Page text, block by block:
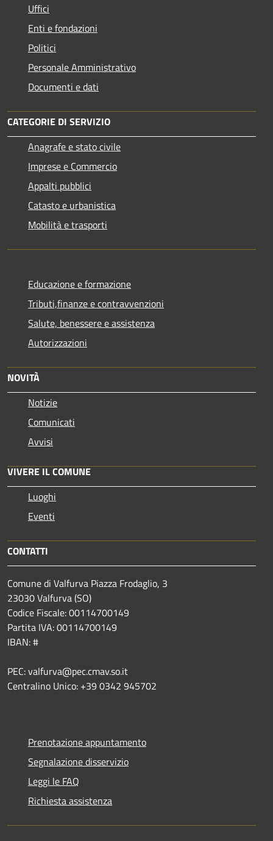
Uffici
Enti e fondazioni
Politici
Personale Amministrativo
Documenti e dati
CATEGORIE DI SERVIZIO
Anagrafe e stato civile
Imprese e Commercio
Appalti pubblici
Catasto e urbanistica
Mobilità e trasporti
Educazione e formazione
Tributi,finanze e contravvenzioni
Salute, benessere e assistenza
Autorizzazioni
NOVITÀ
Notizie
Comunicati
Avvisi
VIVERE IL COMUNE
Luoghi
Eventi
CONTATTI
Comune di Valfurva Piazza Frodaglio, 3
23030 Valfurva (SO)
Codice Fiscale: 00114700149
Partita IVA: 00114700149
IBAN: #
PEC: valfurva@pec.cmav.so.it
Centralino Unico: +39 0342 945702
Prenotazione appuntamento
Segnalazione disservizio
Leggi le FAQ
Richiesta assistenza